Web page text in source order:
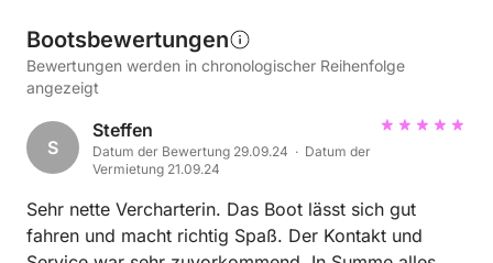
Bootsbewertungen
Bewertungen werden in chronologischer Reihenfolge
angezeigt
S
Steffen
Datum der Bewertung 29.09.24 · Datum der
Vermietung 21.09.24
Sehr nette Vercharterin. Das Boot lässt sich gut
fahren und macht richtig Spaß. Der Kontakt und